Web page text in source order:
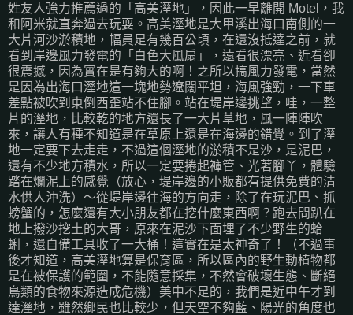
姓友人強力推薦過的「高美溼地」，因此一早離開 Motel，我
和阿米就直奔過去玩耍。高美溼地是大甲溪出海口南側的一
大片河沙淤積地，幅員足有幾百公頃，在還沒抵達之前，就
看到岸邊風力發電的「白色大風扇」，遠看很漂亮、近看卻
很震撼，因為實在是有夠大的啊！之所以搞風力發電，當然
是因為出海口溼地這一塊地勢遼闊平坦，海風強勁，一下車
差點被吹到東倒西歪站不住腳。站在堤岸邊挑望，哇，一整
片的溼地，比較乾的地方還長了一大片草地，風一陣陣吹
來，讓人有種不知道是在草原上還是在海邊的錯覺。到了溼
地一定要下去走走，不過這個溼地的淤積不是沙，是泥巴，
還有不少地方積水，所以一定要捲起褲管、光著腳丫，體驗
踏在爛泥上的感覺（放心，堤岸邊的小販都有提供免費的清
水供人沖洗）～從堤岸邊往海的方向走，除了在玩泥巴、抓
螃蟹的，怎麼還有大小朋友都在挖什麼東西啊？跑去問趴在
地上撥沙挖土的大哥，原來在泥沙下面埋了不少野生的蛤
蜊，還自備工具收了一大桶！這實在是太神奇了！（不過事
後才知道，高美溼地算是保育區，所以區內的野生動植物都
是在被保護的範圍，不能隨意採集，不然會破壞生態、斷絕
鳥類的食物來源造成危機）美中不足的，我們是近中午才到
達溼地，雖然鄉民也比較少，但天空不夠藍、陽光的角度也